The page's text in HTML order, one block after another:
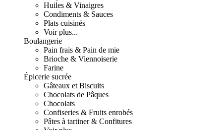
Huiles & Vinaigres
Condiments & Sauces
Plats cuisinés
Voir plus...
Boulangerie
Pain frais & Pain de mie
Brioche & Viennoiserie
Farine
Épicerie sucrée
Gâteaux et Biscuits
Chocolats de Pâques
Chocolats
Confiseries & Fruits enrobés
Pâtes à tartiner & Confitures